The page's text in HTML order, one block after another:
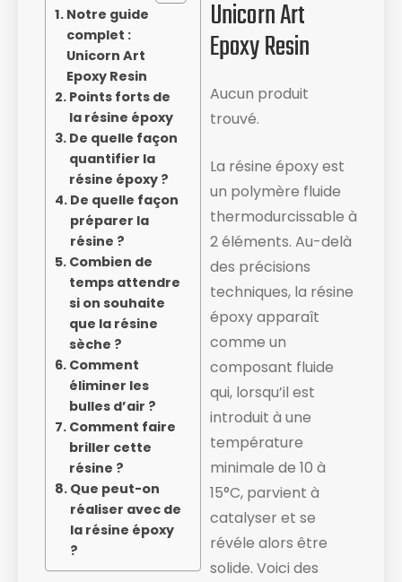
Notre guide
complet :
Unicorn Art
Epoxy Resin
Points forts de
la résine époxy
De quelle façon
quantifier la
résine époxy ?
De quelle façon
préparer la
résine ?
Combien de
temps attendre
si on souhaite
que la résine
sèche ?
Comment
éliminer les
bulles d’air ?
Comment faire
briller cette
résine ?
Que peut-on
réaliser avec de
la résine époxy
?
Unicorn Art
Epoxy Resin
Aucun produit
trouvé.
La résine époxy est
un polymère fluide
thermodurcissable à
2 éléments. Au-delà
des précisions
techniques, la résine
époxy apparaît
comme un
composant fluide ​
qui, lorsqu’il est
introduit à une
température
minimale de 10 à
15°C, parvient à
catalyser et se
révéle alors être
solide. ​Voici des